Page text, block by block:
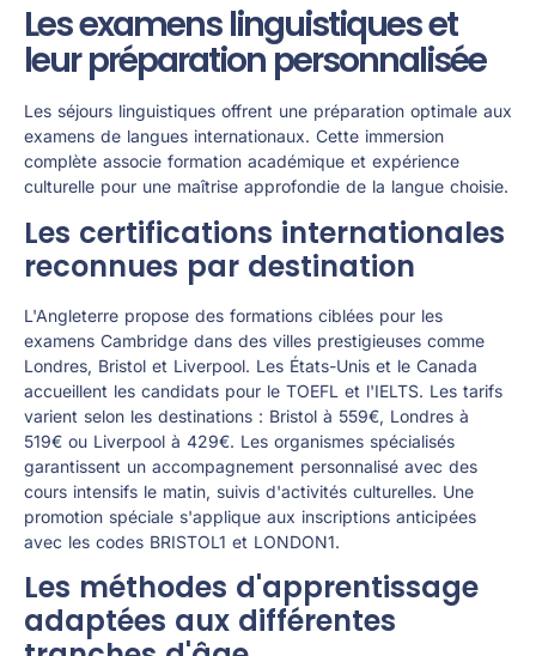
Les examens linguistiques et
leur préparation personnalisée
Les séjours linguistiques offrent une préparation optimale aux
examens de langues internationaux. Cette immersion
complète associe formation académique et expérience
culturelle pour une maîtrise approfondie de la langue choisie.
Les certifications internationales
reconnues par destination
L'Angleterre propose des formations ciblées pour les
examens Cambridge dans des villes prestigieuses comme
Londres, Bristol et Liverpool. Les États-Unis et le Canada
accueillent les candidats pour le TOEFL et l'IELTS. Les tarifs
varient selon les destinations : Bristol à 559€, Londres à
519€ ou Liverpool à 429€. Les organismes spécialisés
garantissent un accompagnement personnalisé avec des
cours intensifs le matin, suivis d'activités culturelles. Une
promotion spéciale s'applique aux inscriptions anticipées
avec les codes BRISTOL1 et LONDON1.
Les méthodes d'apprentissage
adaptées aux différentes